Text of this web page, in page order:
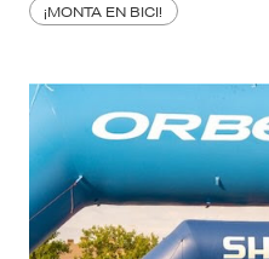
¡MONTA EN BICI!